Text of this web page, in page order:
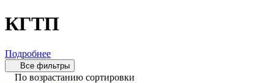
КГТП
Подробнее
Все фильтры
По возрастанию сортировки